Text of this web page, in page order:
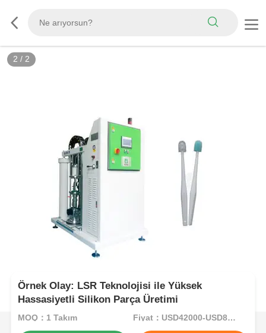
2 / 2
Örnek Olay: LSR Teknolojisi ile Yüksek
Hassasiyetli Silikon Parça Üretimi
MOQ：1 Takım Fiyat：USD42000-USD82000per set